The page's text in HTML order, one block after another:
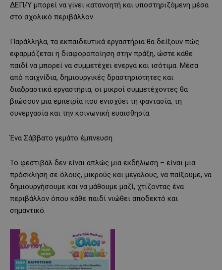
ΔΕΠ/Υ μπορεί να γίνει κατανοητή και υποστηριζόμενη μέσα
στο σχολικό περιβάλλον.
Παράλληλα, τα εκπαιδευτικά εργαστήρια θα δείξουν πώς
εφαρμόζεται η διαφοροποίηση στην πράξη, ώστε κάθε
παιδί να μπορεί να συμμετέχει ενεργά και ισότιμα. Μέσα
από παιχνίδια, δημιουργικές δραστηριότητες και
διαδραστικά εργαστήρια, οι μικροί συμμετέχοντες θα
βιώσουν μια εμπειρία που ενισχύει τη φαντασία, τη
συνεργασία και την κοινωνική ευαισθησία.
Ένα Σάββατο γεμάτο έμπνευση
Το φεστιβάλ δεν είναι απλώς μια εκδήλωση – είναι μια
πρόσκληση σε όλους, μικρούς και μεγάλους, να παίξουμε, να
δημιουργήσουμε και να μάθουμε μαζί, χτίζοντας ένα
περιβάλλον όπου κάθε παιδί νιώθει αποδεκτό και
σημαντικό.